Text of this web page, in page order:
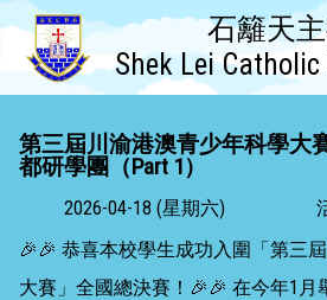
石籬天
Shek Lei Catholic
第三屆川渝港澳青少年科學大
都研學團（Part 1）
2026-04-18 (星期六)
🎉🎉 恭喜本校學生成功入圍「第三
大賽」全國總決賽！🎉🎉 在今年1月